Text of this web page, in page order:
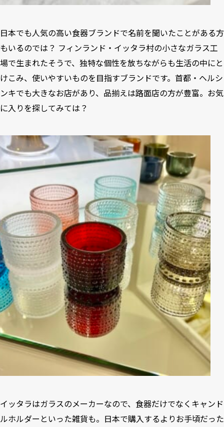
日本でも人気の高い食器ブランドで名前を聞いたことがある方
もいるのでは？ フィンランド・イッタラ村の小さなガラス工
場で生まれたそうで、独特な個性を放ちながらも生活の中にと
けこみ、使いやすいものを目指すブランドです。首都・ヘルシ
ンキでも大きなお店があり、品揃えは路面店の方が豊富。お気
に入りを探してみては？
イッタラはガラスのメーカーなので、食器だけでなくキャンド
ルホルダーといった雑貨も。日本で購入するよりお手頃だった